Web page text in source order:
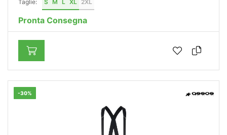
Taglie: S M L XL 2XL
Pronta Consegna
-30%